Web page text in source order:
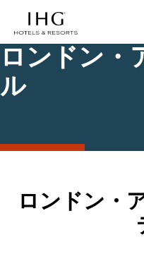
ロンドン・
ル
ロンドン・